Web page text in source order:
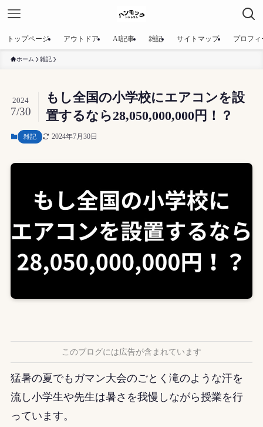
トップページ アウトドア AI記事 雑記 サイトマップ プロフィ
ホーム 雑記
もし全国の小学校にエアコンを設
置するなら28,050,000,000円！？
2024
7/30
雑記 2024年7月30日
このブログには広告が含まれています
猛暑の夏でもガマン大会のごとく滝のような汗を
流し小学生や先生は暑さを我慢しながら授業を行
っています。